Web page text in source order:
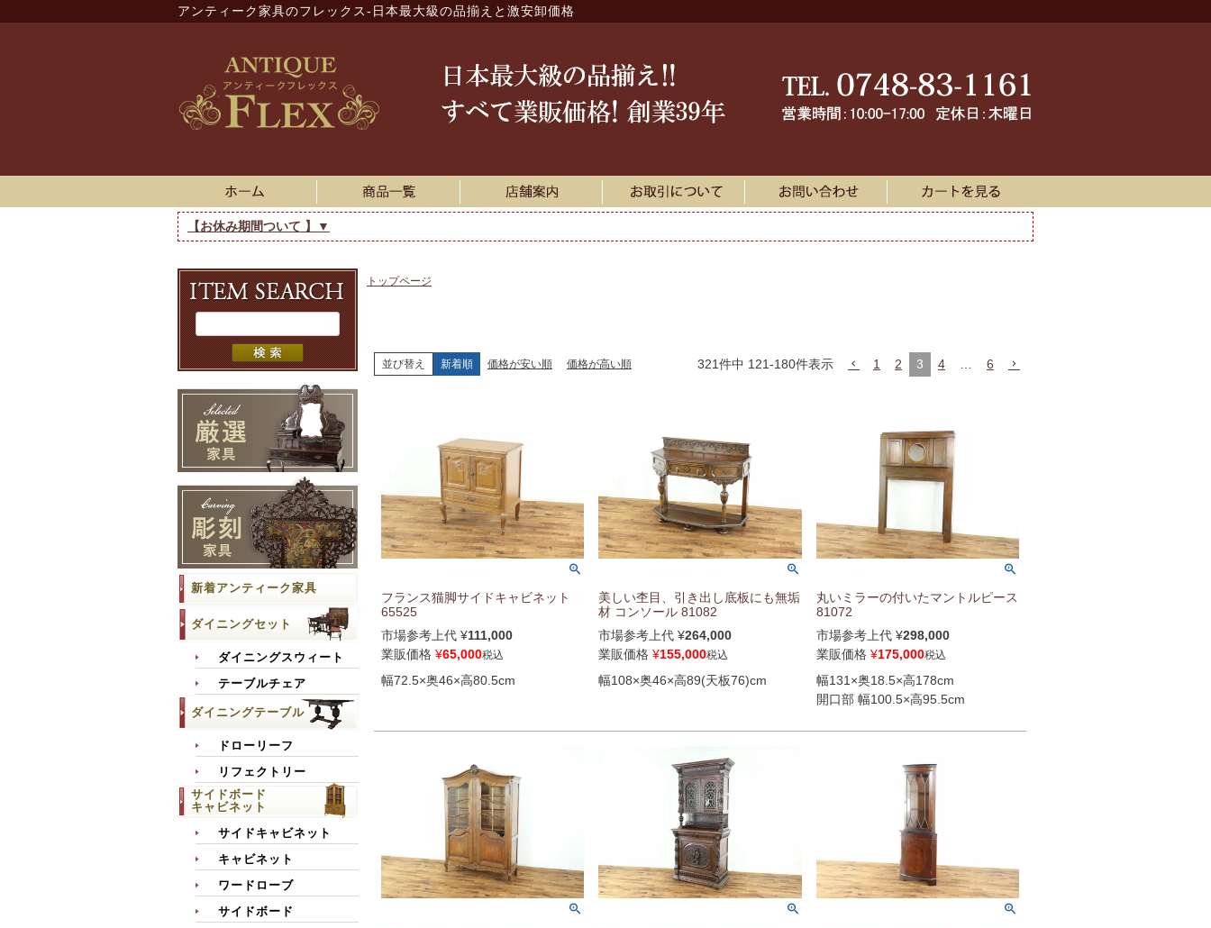
アンティーク家具のフレックス-日本最大級の品揃えと激安卸価格
【お休み期間ついて 】▼
新着アンティーク家具
ダイニングセット
ダイニングスウィート
テーブルチェア
ダイニングテーブル
ドローリーフ
リフェクトリー
サイドボード
キャビネット
サイドキャビネット
キャビネット
ワードローブ
サイドボード
トップページ
並び替え 新着順 価格が安い順 価格が高い順 321件中 121-180件表示 1 2 3 4 6
フランス猫脚サイドキャビネット
65525
市場参考上代 ¥111,000
業販価格 ¥65,000税込
幅72.5×奥46×高80.5cm
美しい杢目、引き出し底板にも無垢
材 コンソール 81082
市場参考上代 ¥264,000
業販価格 ¥155,000税込
幅108×奥46×高89(天板76)cm
丸いミラーの付いたマントルピース
81072
市場参考上代 ¥298,000
業販価格 ¥175,000税込
幅131×奥18.5×高178cm
開口部 幅100.5×高95.5cm